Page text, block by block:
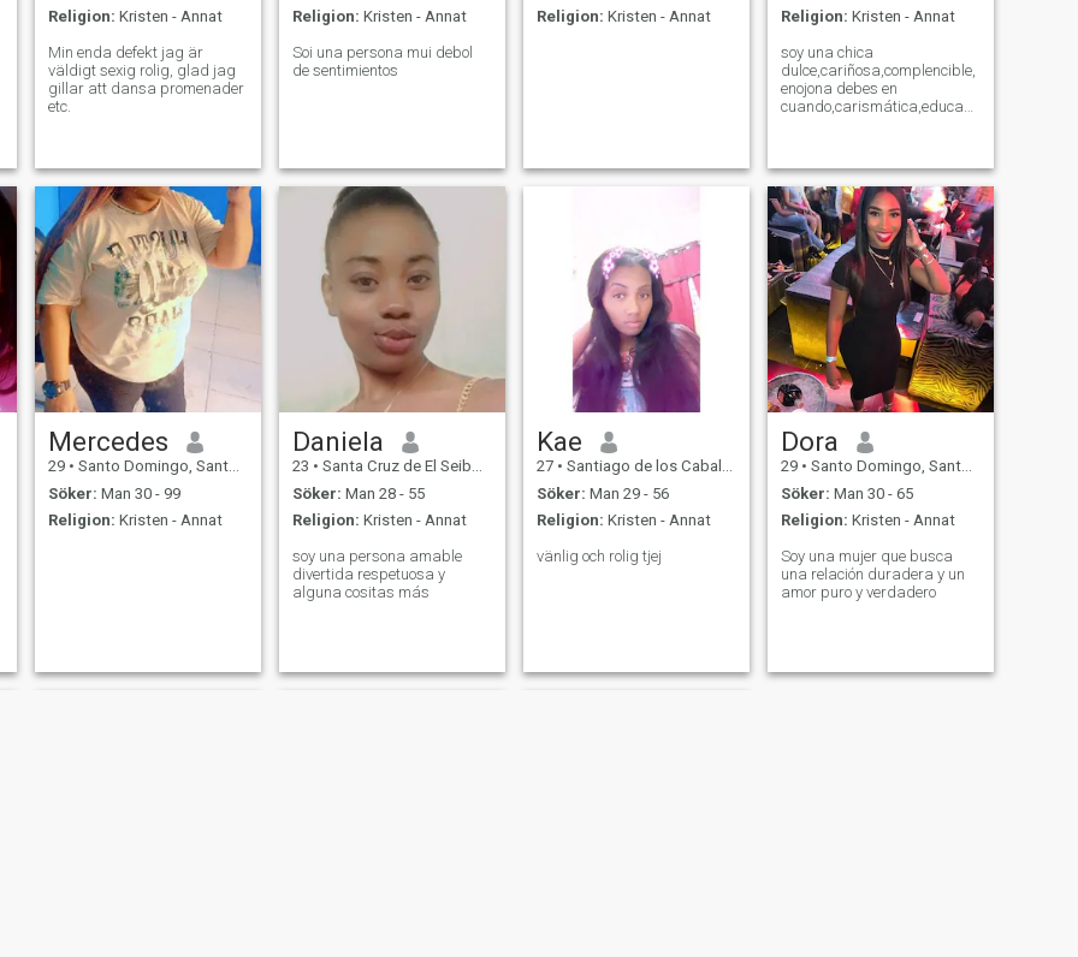
Religion: Kristen - Annat
Min enda defekt jag är
väldigt sexig rolig, glad jag
gillar att dansa promenader
etc.
Religion: Kristen - Annat
Soi una persona mui debol
de sentimientos
Religion: Kristen - Annat
Religion: Kristen - Annat
soy una chica
dulce,cariñosa,complencible,
enojona debes en
cuando,carismática,educada
Mercedes
29 • Santo Domingo, Santo Domingo, Dominikanska Rep.
Söker: Man 30 - 99
Religion: Kristen - Annat
Daniela
23 • Santa Cruz de El Seibo, El Seíbo, Dominikanska Rep.
Söker: Man 28 - 55
Religion: Kristen - Annat
soy una persona amable
divertida respetuosa y
alguna cositas más
Kae
27 • Santiago de los Caballeros, Santiago, Dominikanska Rep.
Söker: Man 29 - 56
Religion: Kristen - Annat
vänlig och rolig tjej
Dora
29 • Santo Domingo, Santo Domingo, Dominikanska Rep.
Söker: Man 30 - 65
Religion: Kristen - Annat
Soy una mujer que busca
una relación duradera y un
amor puro y verdadero